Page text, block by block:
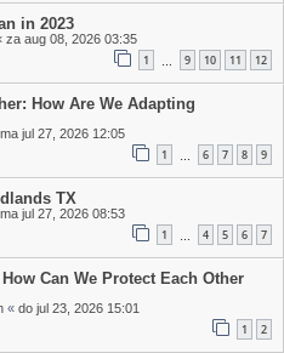
in 2023
za aug 08, 2026 03:35
1 … 9 10 11 12
How Are We Adapting
ma jul 27, 2026 12:05
1 … 6 7 8 9
TX
ma jul 27, 2026 08:53
1 … 4 5 6 7
Can We Protect Each Other
« do jul 23, 2026 15:01
1 2